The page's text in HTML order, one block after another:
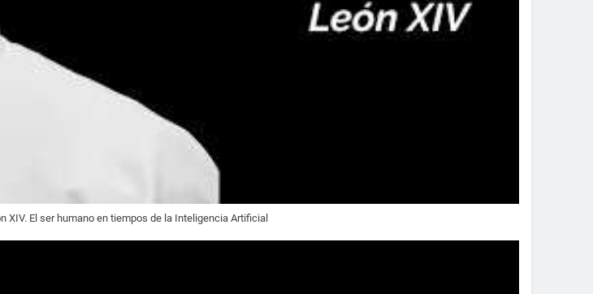
XIV. El ser humano en tiempos de la Inteligencia Artificial